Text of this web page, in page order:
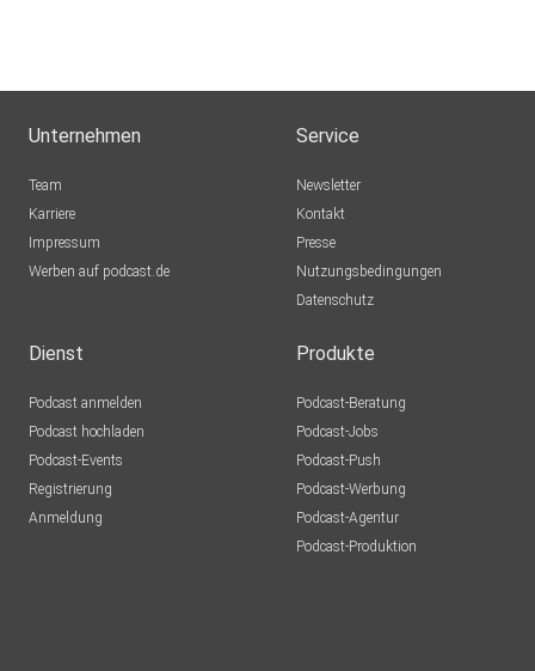
Unternehmen
Team
Karriere
Impressum
Werben auf podcast.de
Service
Newsletter
Kontakt
Presse
Nutzungsbedingungen
Datenschutz
Dienst
Podcast anmelden
Podcast hochladen
Podcast-Events
Registrierung
Anmeldung
Produkte
Podcast-Beratung
Podcast-Jobs
Podcast-Push
Podcast-Werbung
Podcast-Agentur
Podcast-Produktion